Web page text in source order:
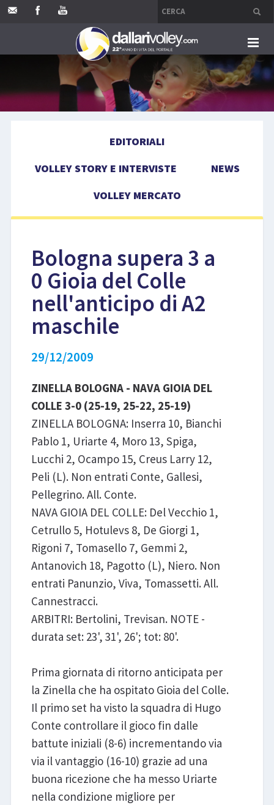
HOME
EVENTI
LIBRI
EDITORIALI
VOLLEY STORY E INTERVISTE
NEWS
VOLLEY MERCATO
Bologna supera 3 a
0 Gioia del Colle
nell'anticipo di A2
maschile
29/12/2009
ZINELLA BOLOGNA - NAVA GIOIA DEL
COLLE 3-0 (25-19, 25-22, 25-19)
ZINELLA BOLOGNA: Inserra 10, Bianchi
Pablo 1, Uriarte 4, Moro 13, Spiga,
Lucchi 2, Ocampo 15, Creus Larry 12,
Peli (L). Non entrati Conte, Gallesi,
Pellegrino. All. Conte.
NAVA GIOIA DEL COLLE: Del Vecchio 1,
Cetrullo 5, Hotulevs 8, De Giorgi 1,
Rigoni 7, Tomasello 7, Gemmi 2,
Antanovich 18, Pagotto (L), Niero. Non
entrati Panunzio, Viva, Tomassetti. All.
Cannestracci.
ARBITRI: Bertolini, Trevisan. NOTE -
durata set: 23', 31', 26'; tot: 80'.
Prima giornata di ritorno anticipata per
la Zinella che ha ospitato Gioia del Colle.
Il primo set ha visto la squadra di Hugo
Conte controllare il gioco fin dalle
battute iniziali (8-6) incrementando via
via il vantaggio (16-10) grazie ad una
buona ricezione che ha messo Uriarte
nella condizione migliore per